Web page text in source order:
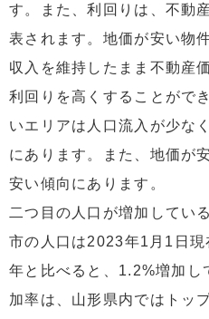
す。また、利回りは、不動
表されます。地価が安い物
収入を維持したまま不動産
利回りを高くすることがで
いエリアは人口流入が少な
にあります。また、地価が
安い傾向にあります。
二つ目の人口が増加してい
市の人口は2023年1月1日
年と比べると、1.2%増加し
加率は、山形県内ではトッ